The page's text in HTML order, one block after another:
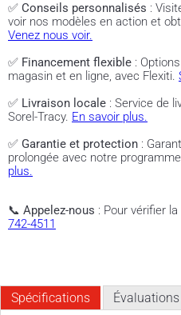
✅ Conseils personnalisés :
voir nos modèles en action et
Venez nous voir.
✅ Financement flexible :
magasin et en ligne, avec Flexiti.
✅ Livraison locale : Service de
Sorel-Tracy. En savoir plus.
✅ Garantie et protection :
prolongée avec notre
plus.
📞 Appelez-nous : Pour vérifier
742-4511
Spécifications Évaluations